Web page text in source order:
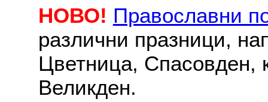
НОВО! Православни
различни празници,
Цветница, Спасовден,
Великден.